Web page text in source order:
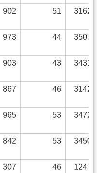
902 51 31626
973 44 35079
903 43 34317
867 46 31428
965 53 34727
842 53 34504
307 46 12478